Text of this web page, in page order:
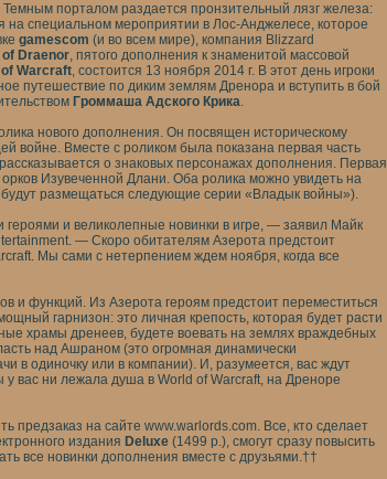
порталом раздается пронзительный лязг железа:
на специальном мероприятии в Лос-Анджелесе, которое
gamescom (и во всем мире), компания Blizzard
Draenor, пятого дополнения к знаменитой массовой
Warcraft, состоится 13 ноября 2014 г. В этот день игроки
путешествие по диким землям Дренора и вступить в бой
Громмаша Адского Крика.
нового дополнения. Он посвящен историческому
войне. Вместе с роликом была показана первая часть
о знаковых персонажах дополнения. Первая
Изувеченной Длани. Оба ролика можно увидеть на
размещаться следующие серии «Владык войны»).
и великолепные новинки в игре, — заявил Майк
— Скоро обитателям Азерота предстоит
Мы сами с нетерпением ждем ноября, когда все
и функций. Из Азерота героям предстоит переместиться
гарнизон: это личная крепость, которая будет расти
храмы дренеев, будете воевать на землях враждебных
над Ашраном (это огромная динамически
в одиночку или в компании). И, разумеется, вас ждут
вас ни лежала душа в World of Warcraft, на Дреноре
предзаказ на сайте www.warlords.com. Все, кто сделает
издания Deluxe (1499 р.), смогут сразу повысить
все новинки дополнения вместе с друзьями.††